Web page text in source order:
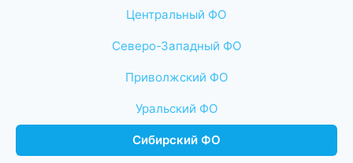
Центральный ФО
Северо-Западный ФО
Приволжский ФО
Уральский ФО
Сибирский ФО